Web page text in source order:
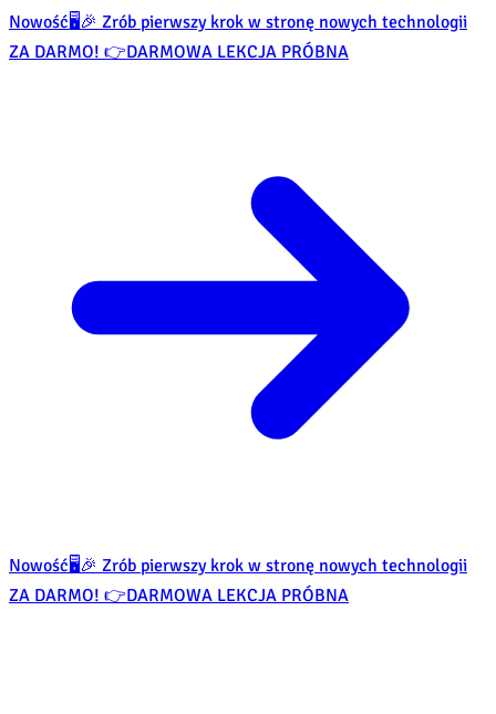
Nowość🖥️🎉 Zrób pierwszy krok w stronę nowych technologii
ZA DARMO! 👉DARMOWA LEKCJA PRÓBNA
Nowość🖥️🎉 Zrób pierwszy krok w stronę nowych technologii
ZA DARMO! 👉DARMOWA LEKCJA PRÓBNA